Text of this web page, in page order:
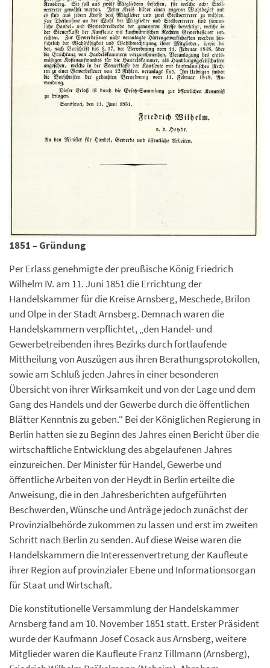
1851 – Gründung
Per Erlass genehmigte der preußische König Friedrich
Wilhelm IV. am 11. Juni 1851 die Errichtung der
Handelskammer für die Kreise Arnsberg, Meschede, Brilon
und Olpe in der Stadt Arnsberg. Demnach waren die
Handelskammern verpflichtet, „den Handel- und
Gewerbetreibenden ihres Bezirks durch fortlaufende
Mittheilung von Auszügen aus ihren Berathungsprotokollen,
sowie am Schluß jeden Jahres in einer besonderen
Übersicht von ihrer Wirksamkeit und von der Lage und dem
Gang des Handels und der Gewerbe durch die öffentlichen
Blätter Kenntnis zu geben.“ Bei der Königlichen Regierung in
Berlin hatten sie zu Beginn des Jahres einen Bericht über die
wirtschaftliche Entwicklung des abgelaufenen Jahres
einzureichen. Der Minister für Handel, Gewerbe und
öffentliche Arbeiten von der Heydt in Berlin erteilte die
Anweisung, die in den Jahresberichten aufgeführten
Beschwerden, Wünsche und Anträge jedoch zunächst der
Provinzialbehörde zukommen zu lassen und erst im zweiten
Schritt nach Berlin zu senden. Auf diese Weise waren die
Handelskammern die Interessenvertretung der Kaufleute
ihrer Region auf provinzialer Ebene und Informationsorgan
für Staat und Wirtschaft.
Die konstitutionelle Versammlung der Handelskammer
Arnsberg fand am 10. November 1851 statt. Erster Präsident
wurde der Kaufmann Josef Cosack aus Arnsberg, weitere
Mitglieder waren die Kaufleute Franz Tillmann (Arnsberg),